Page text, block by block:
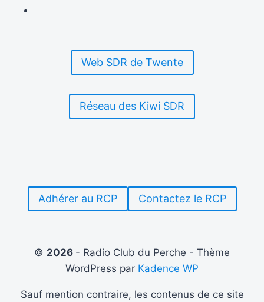
ESSENTIEL
POUR
LA
CIVILE
Web SDR de Twente
Réseau des Kiwi SDR
Adhérer au RCP Contactez le RCP
© 2026 - Radio Club du Perche - Thème
WordPress par Kadence WP
Sauf mention contraire, les contenus de ce site